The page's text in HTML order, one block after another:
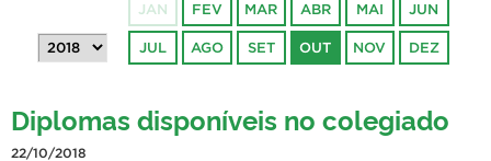
OUVIDORIA
TELEFONES
JAN FEV MAR ABR MAI JUN
JUL AGO SET OUT NOV DEZ
Diplomas disponíveis no colegiado
22/10/2018